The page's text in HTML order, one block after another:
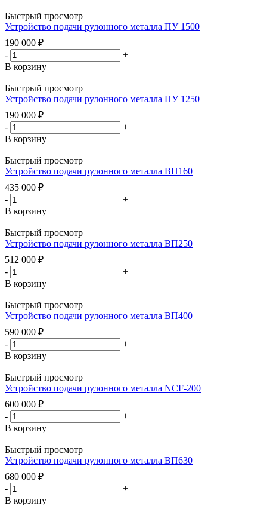
Быстрый просмотр
Устройство подачи рулонного металла ПУ 1500
190 000 ₽
-
+
В корзину
Быстрый просмотр
Устройство подачи рулонного металла ПУ 1250
190 000 ₽
-
+
В корзину
Быстрый просмотр
Устройство подачи рулонного металла ВП160
435 000 ₽
-
+
В корзину
Быстрый просмотр
Устройство подачи рулонного металла ВП250
512 000 ₽
-
+
В корзину
Быстрый просмотр
Устройство подачи рулонного металла ВП400
590 000 ₽
-
+
В корзину
Быстрый просмотр
Устройство подачи рулонного металла NCF-200
600 000 ₽
-
+
В корзину
Быстрый просмотр
Устройство подачи рулонного металла ВП630
680 000 ₽
-
+
В корзину